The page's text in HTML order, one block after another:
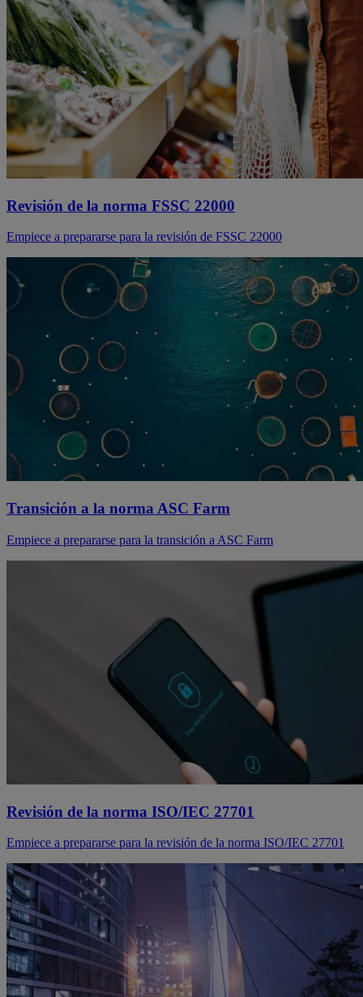
Revisión de la norma FSSC 22000
Empiece a prepararse para la revisión de FSSC 22000
Transición a la norma ASC Farm
Empiece a prepararse para la transición a ASC Farm
Revisión de la norma ISO/IEC 27701
Empiece a prepararse para la revisión de la norma ISO/IEC 27701